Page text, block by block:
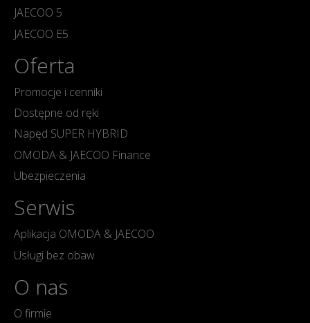
JAECOO 5
JAECOO E5
Oferta
Promocje i cenniki
Dostępne od ręki
Napęd SUPER HYBRID
OMODA & JAECOO Finance
Ubezpieczenia
Serwis
Aplikacja OMODA & JAECOO
Usługi bez obaw
O nas
O firmie